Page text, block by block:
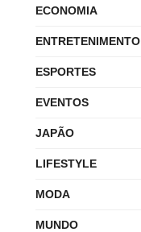
ECONOMIA
ENTRETENIMENTO
ESPORTES
EVENTOS
JAPÃO
LIFESTYLE
MODA
MUNDO